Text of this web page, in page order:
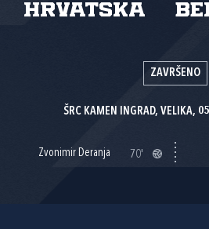
Hrvatska
ZAVRŠENO
ŠRC KAMEN INGRAD, VELIKA,
Zvonimir Deranja 70'